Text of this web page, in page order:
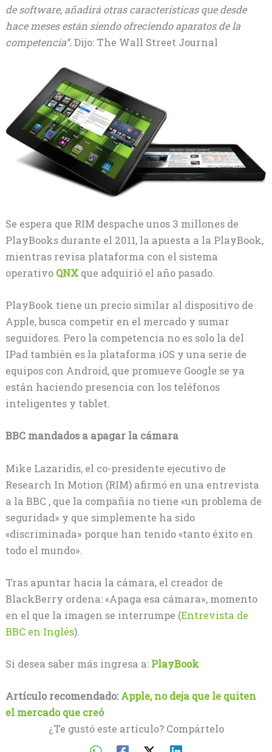
de software, añadirá otras características que desde
hace meses están siendo ofreciendo aparatos de la
competencia”. Dijo: The Wall Street Journal
Se espera que RIM despache unos 3 millones de
PlayBooks durante el 2011, la apuesta a la PlayBook,
mientras revisa plataforma con el sistema
operativo QNXque adquirió el año pasado.
PlayBook tiene un precio similar al dispositivo de
Apple, busca competir en el mercado y sumar
seguidores. Pero la competencia no es solo la del
IPad también es la plataforma iOS y una serie de
equipos con Android, que promueve Google se ya
están haciendo presencia con los teléfonos
inteligentes y tablet.
BBC mandados a apagar la cámara
Mike Lazaridis, el co-presidente ejecutivo de
Research In Motion (RIM) afirmó en una entrevista
a la BBC , que la compañía no tiene «un problema de
seguridad» y que simplemente ha sido
«discriminada» porque han tenido «tanto éxito en
todo el mundo».
Tras apuntar hacia la cámara, el creador de
BlackBerry ordena: «Apaga esa cámara», momento
en el que la imagen se interrumpe (Entrevista de
BBC en Inglés).
Si desea saber más ingresa a: PlayBook
Artículo recomendado:Apple, no deja que le quiten
el mercado que creó
¿Te gustó este artículo? Compártelo